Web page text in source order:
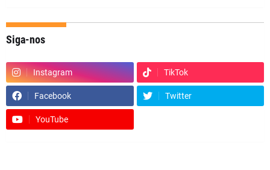
Siga-nos
Instagram TikTok
Facebook Twitter
YouTube